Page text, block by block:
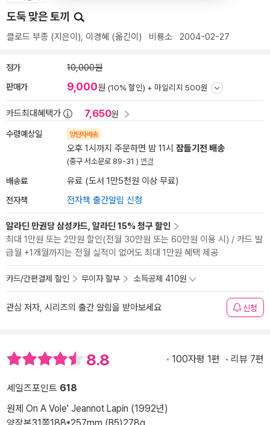
도둑 맞은 토끼
클로드 부종 (지은이), 이경혜 (옮긴이) 비룡소 2004-02-27
정가 10,000원
판매가 9,000원 (10% 할인) + 마일리지 500원
카드최대혜택가 7,650원
수령예상일 양탄자배송
오후 1시까지 주문하면 밤 11시 잠들기전 배송
(중구 서소문로 89-31 ) 변경
배송료 유료 (도서 1만5천원 이상 무료)
전자책 전자책 출간알림 신청
알라딘 만권당 삼성카드, 알라딘 15% 청구 할인
최대 1만원 또는 2만원 할인(전월 30만원 또는 60만원 이용 시) / 카드 발
급월 +1개월까지는 전월 실적이 없어도 최대 1만원 혜택 제공
카드/간편결제 할인 무이자 할부 소득공제 410원
관심 저자, 시리즈의 출간 알림을 받아보세요 신청
8.8 100자평 1편 리뷰 7편
세일즈포인트 618
원제 On A Vole' Jeannot Lapin (1992년)